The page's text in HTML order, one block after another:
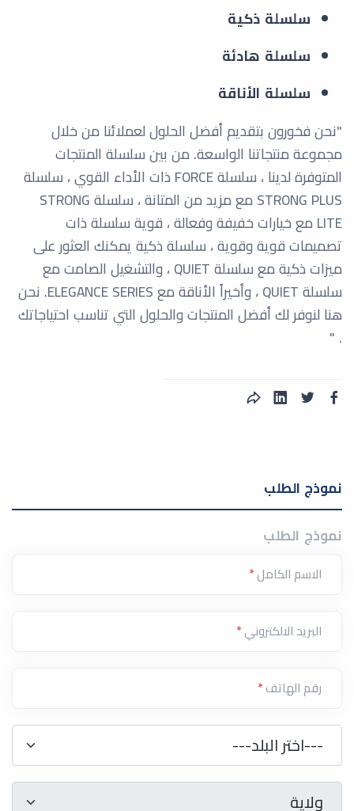
سلسلة ذكية
سلسلة هادئة
سلسلة الأناقة
"نحن فخورون بتقديم أفضل الحلول لعملائنا من خلال
مجموعة منتجاتنا الواسعة. من بين سلسلة المنتجات
المتوفرة لدينا ، سلسلة FORCE ذات الأداء القوي ، سلسلة
STRONG PLUS مع مزيد من المتانة ، سلسلة STRONG
LITE مع خيارات خفيفة وفعالة ، قوية سلسلة ذات
تصميمات قوية وقوية ، سلسلة ذكية يمكنك العثور على
ميزات ذكية مع سلسلة QUIET ، والتشغيل الصامت مع
سلسلة QUIET ، وأخيراً الأناقة مع ELEGANCE SERIES. نحن
هنا لنوفر لك أفضل المنتجات والحلول التي تناسب احتياجاتك
نموذج الطلب
نموذج الطلب
الاسم الكامل*
البريد الالكتروني*
رقم الهاتف*
---اختر البلد---
ولاية